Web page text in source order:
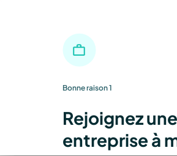
Bonne raison 1
Rejoignez une
entreprise à